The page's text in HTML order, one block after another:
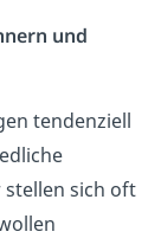
und
tendenziell
stellen sich oft